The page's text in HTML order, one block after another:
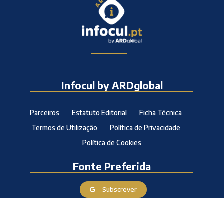
Infocul by ARDglobal
Parceiros Estatuto Editorial
Ficha Técnica
Termos de Utilização
Política de Privacidade
Política de Cookies
Fonte Preferida
Subscrever